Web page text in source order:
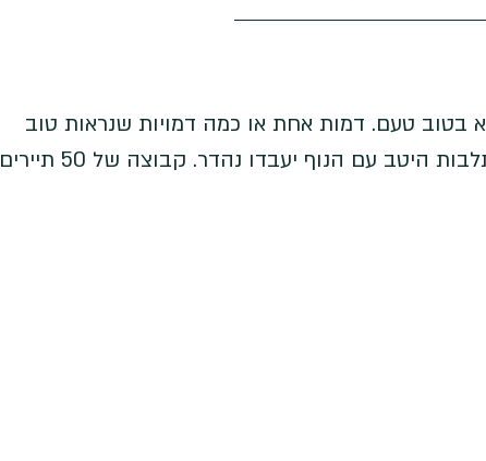
בטוב טעם. דמות אחת או כמה דמויות שנראות טוב
ביחד, מייצרות קונטקסט אחיד ומשתלבות היטב עם הנוף יעבדו נהדר. קבוצה של 50 תיירים